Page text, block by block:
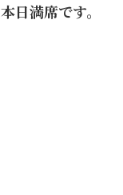
本日満席です。